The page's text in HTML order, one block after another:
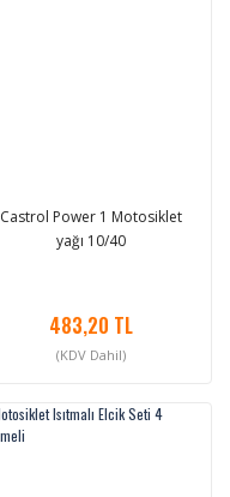
Castrol Power 1 Motosiklet
yağı 10/40
483,20 TL
(KDV Dahil)